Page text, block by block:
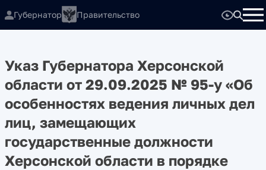
Губернатор Правительство
Указ Губернатора Херсонской
области от 29.09.2025 № 95-у «Об
особенностях ведения личных дел
лиц, замещающих
государственные должности
Херсонской области в порядке